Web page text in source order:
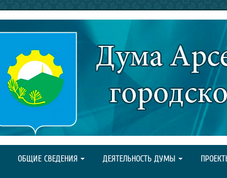
ОБЩИЕ СВЕДЕНИЯ ДЕЯТЕЛЬНОСТЬ ДУМЫ